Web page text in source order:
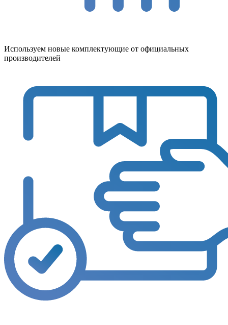
Используем новые комплектующие от официальных
производителей